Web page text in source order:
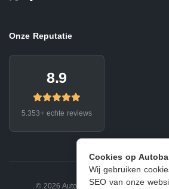
Cookies op
Wij gebruiken
SEO van onze
Onze Reputatie
8.9
5.353+ echte reviews
© 2026 Autobanden Prijsvechter.